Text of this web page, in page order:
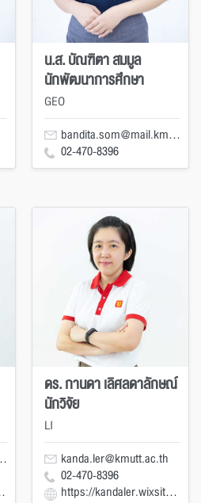
น.ส. บัณฑิตา สมมูล
นักพัฒนาการศึกษา
GEO
bandita.som@mail.kmutt.ac.th
02-470-8396
ดร. กานดา เลิศลดาลักษณ์
นักวิจัย
LI
kanda.ler@kmutt.ac.th
02-470-8396
https://kandaler.wixsite.com/kanda-ler